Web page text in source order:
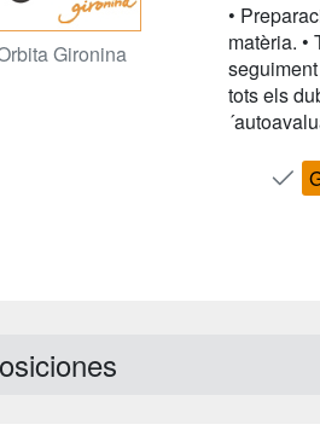
Gironina
•
matèria. •
tots els